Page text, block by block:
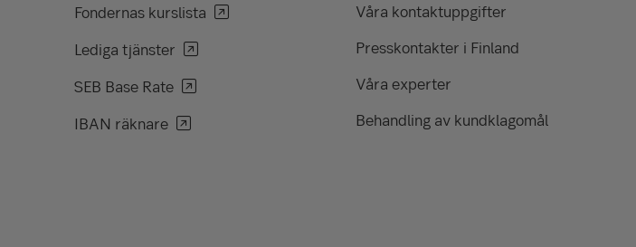
Fondernas kurslista
Lediga tjänster
SEB Base Rate
IBAN räknare
Våra kontaktuppgifter
Presskontakter i Finland
Våra experter
Behandling av kundklagomål